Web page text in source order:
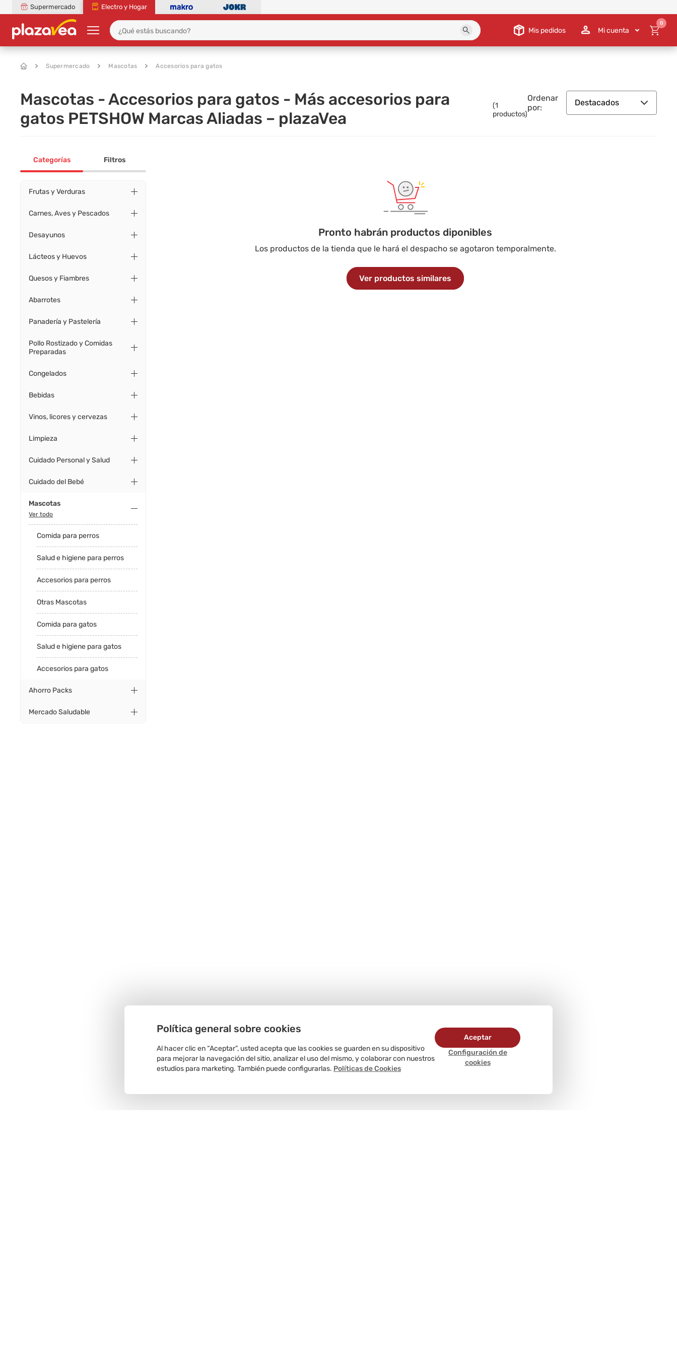
Supermercado Electro y Hogar
Mis pedidos Mi cuenta
0
Supermercado Mascotas Accesorios para gatos
Mascotas - Accesorios para gatos - Más accesorios para
gatos PETSHOW Marcas Aliadas – plazaVea
(1
productos)
Ordenar
por:
Destacados
Categorías Filtros
Frutas y Verduras
Carnes, Aves y Pescados
Desayunos
Lácteos y Huevos
Quesos y Fiambres
Abarrotes
Panadería y Pastelería
Pollo Rostizado y Comidas
Preparadas
Congelados
Bebidas
Vinos, licores y cervezas
Limpieza
Cuidado Personal y Salud
Cuidado del Bebé
Mascotas
Ver todo
Comida para perros
Salud e higiene para perros
Accesorios para perros
Otras Mascotas
Comida para gatos
Salud e higiene para gatos
Accesorios para gatos
Ahorro Packs
Mercado Saludable
Pronto habrán productos diponibles
Los productos de la tienda que le hará el despacho se agotaron temporalmente.
Ver productos similares
Política general sobre cookies
Al hacer clic en “Aceptar”, usted acepta que las cookies se guarden en su dispositivo
para mejorar la navegación del sitio, analizar el uso del mismo, y colaborar con nuestros
estudios para marketing. También puede configurarlas. Políticas de Cookies
Configuración de
cookies
Aceptar